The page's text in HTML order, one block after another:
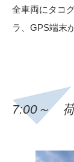
全車両にタコ
ラ、GPS端末
7:00～ 荷